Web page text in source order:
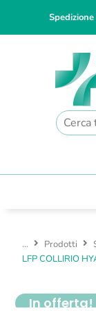
... Prodotti
LFP COLLIRIO
In offerta!